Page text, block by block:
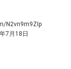
N2vn9m9ZIp
7月18日